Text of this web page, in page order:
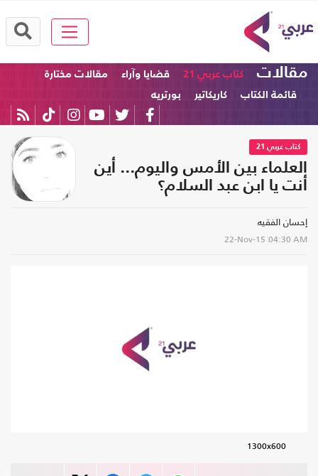
مقالات كتاب عربي 21 قضايا وآراء
مقالات مختارة
قائمة الكتاب
كاريكاتير بورتريه
كتاب عربي 21
العلماء بين الأمس واليوم... أين
أنت يا ابن عبد السلام؟
إحسان الفقيه
22-Nov-15 04:30 AM
1300x600